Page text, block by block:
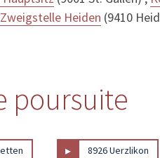
Heiden (9410
poursuite
▸ 8926 Uerzlikon